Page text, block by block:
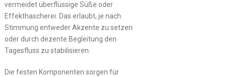
vermeidet überflüssige Süße oder
Effekthascherei. Das erlaubt, je nach
Stimmung entweder Akzente zu setzen
oder durch dezente Begleitung den
Tagesfluss zu stabilisieren.
Die festen Komponenten sorgen für